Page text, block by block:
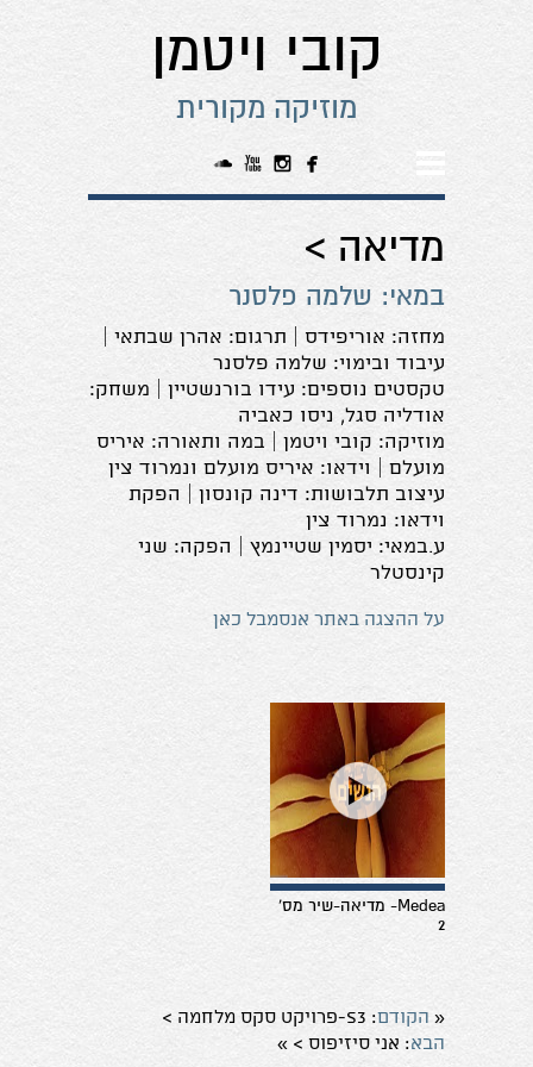
קובי ויטמן
מוזיקה מקורית




מדיאה >
במאי: שלמה פלסנר
מחזה: אוריפידס | תרגום: אהרן שבתאי |
עיבוד ובימוי: שלמה פלסנר
טקסטים נוספים: עידו בורנשטיין | משחק:
אודליה סגל, ניסו כאביה
מוזיקה: קובי ויטמן | במה ותאורה: איריס
מועלם | וידאו: איריס מועלם ונמרוד צין
עיצוב תלבושות: דינה קונסון | הפקת
וידאו: נמרוד צין
ע.במאי: יסמין שטיינמץ | הפקה: שני
קינסטלר
על ההצגה באתר אנסמבל כאן
Medea- מדיאה-שיר מס'
2
« הקודם: S3-פרויקט סקס מלחמה >
הבא: אני סיזיפוס > »